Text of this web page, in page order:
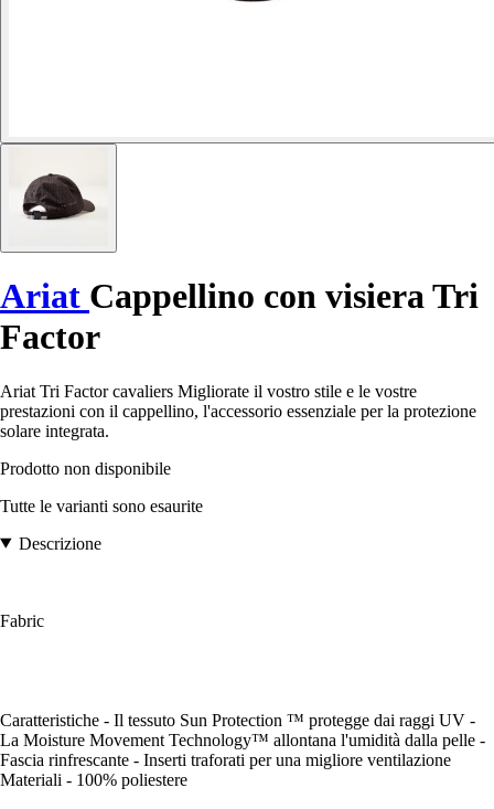
Ariat Cappellino con visiera Tri
Factor
Ariat Tri Factor cavaliers Migliorate il vostro stile e le vostre
prestazioni con il cappellino, l'accessorio essenziale per la protezione
solare integrata.
Prodotto non disponibile
Tutte le varianti sono esaurite
Descrizione
Fabric
Caratteristiche - Il tessuto Sun Protection ™ protegge dai raggi UV -
La Moisture Movement Technology™ allontana l'umidità dalla pelle -
Fascia rinfrescante - Inserti traforati per una migliore ventilazione
Materiali - 100% poliestere